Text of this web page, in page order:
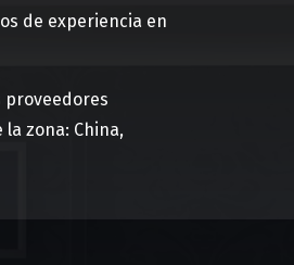
de experiencia en
proveedores
zona: China,